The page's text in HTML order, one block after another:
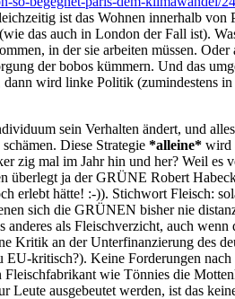
ist das Wohnen innerhalb von
das auch in London der Fall ist).
in der sie arbeiten müssen. Oder
der bobos kümmern. Und das
wird linke Politik (zumindestens
sein Verhalten ändert, und
Diese Strategie *alleine* wird
zig mal im Jahr hin und her? Weil es
überlegt ja der GRÜNE Robert
erlebt hätte! :-)). Stichwort Fleisch:
sich die GRÜNEN bisher nie
als Fleischverzicht, auch wenn
Kritik an der Unterfinanzierung des
kritisch?). Keine Forderungen nach
wie Tönnies die
Leute ausgebeutet werden, ist das